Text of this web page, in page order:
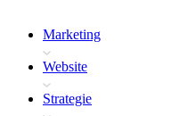
Marketing
Website
Strategie